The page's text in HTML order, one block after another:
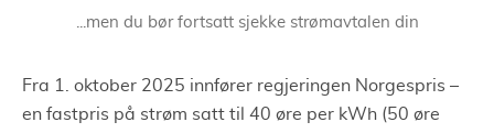
...men du bør fortsatt sjekke strømavtalen din
Fra 1. oktober 2025 innfører regjeringen Norgespris –
en fastpris på strøm satt til 40 øre per kWh (50 øre